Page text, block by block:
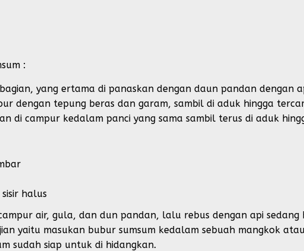
:
yang ertama di panaskan dengan daun pandan dengan
dengan tepung beras dan garam, sambil di aduk hingga
di campur kedalam panci yang sama sambil terus di aduk
halus
air, gula, dan dun pandan, lalu rebus dengan api sedang
yaitu masukan bubur sumsum kedalam sebuah mangkok
sudah siap untuk di hidangkan.